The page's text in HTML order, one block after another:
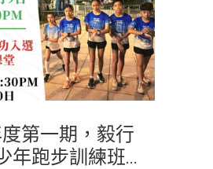
第一期，毅行
年跑步訓練班...